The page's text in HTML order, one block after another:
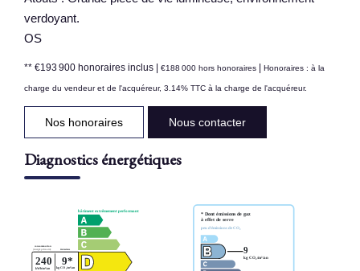
verdoyant.
OS
** €193 900 honoraires inclus | €188 000 hors honoraires | Honoraires : à la
charge du vendeur et de l'acquéreur, 3.14% TTC à la charge de l'acquéreur.
Nos honoraires Nous contacter
Diagnostics énergétiques